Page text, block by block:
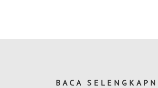
BACA